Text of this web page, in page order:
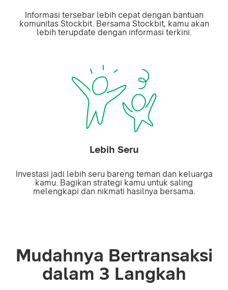
Informasi tersebar lebih cepat dengan bantuan
komunitas Stockbit. Bersama Stockbit, kamu akan
lebih terupdate dengan informasi terkini.
Lebih Seru
Investasi jadi lebih seru bareng teman dan keluarga
kamu. Bagikan strategi kamu untuk saling
melengkapi dan nikmati hasilnya bersama.
Mudahnya Bertransaksi
dalam 3 Langkah